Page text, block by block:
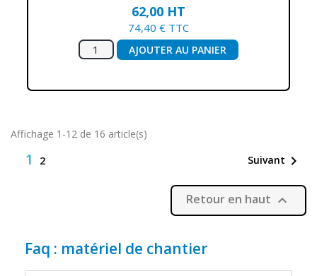
62,00 HT
74,40 € TTC
AJOUTER AU PANIER
Affichage 1-12 de 16 article(s)
1 2 Suivant 
Retour en haut 
Faq : matériel de chantier